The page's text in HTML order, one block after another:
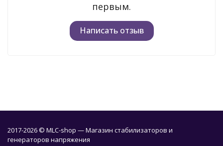
первым.
Написать отзыв
2017-2026 © MLC-shop — Магазин стабилизаторов и
генераторов напряжения